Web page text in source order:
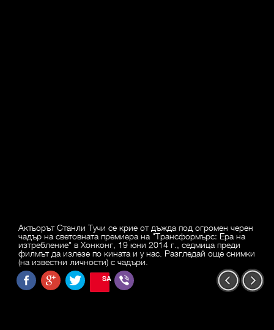
Актьорът Станли Тучи се крие от дъжда под огромен черен
чадър на световната премиера на "Трансформърс: Ера на
изтребление" в Хонконг, 19 юни 2014 г., седмица преди
филмът да излезе по кината и у нас. Разгледай още снимки
(на известни личности) с чадъри.
SAVE